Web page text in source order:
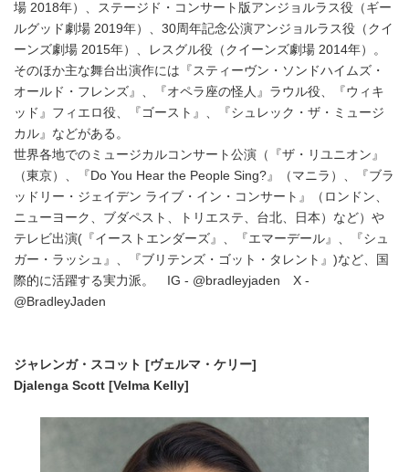
場 2018年）、ステージド・コンサート版アンジョルラス役（ギー
ルグッド劇場 2019年）、30周年記念公演アンジョルラス役（クイ
ーンズ劇場 2015年）、レスグル役（クイーンズ劇場 2014年）。
そのほか主な舞台出演作には『スティーヴン・ソンドハイムズ・
オールド・フレンズ』、『オペラ座の怪人』ラウル役、『ウィキ
ッド』フィエロ役、『ゴースト』、『シュレック・ザ・ミュージ
カル』などがある。
世界各地でのミュージカルコンサート公演（『ザ・リユニオン』
（東京）、『Do You Hear the People Sing?』（マニラ）、『ブラ
ッドリー・ジェイデン ライブ・イン・コンサート』（ロンドン、
ニューヨーク、ブダペスト、トリエステ、台北、日本）など）や
テレビ出演(『イーストエンダーズ』、『エマーデール』、『シュ
ガー・ラッシュ』、『ブリテンズ・ゴット・タレント』)など、国
際的に活躍する実力派。 IG - @bradleyjaden X -
@BradleyJaden
ジャレンガ・スコット [ヴェルマ・ケリー]
Djalenga Scott [Velma Kelly]